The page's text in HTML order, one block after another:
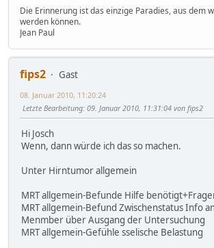
Die Erinnerung ist das einzige Paradies, aus dem
werden können.
Jean Paul
fips2
Gast
08. Januar 2010, 11:20:24
Letzte Bearbeitung: 09. Januar 2010, 11:31:04 von fips2
Hi Josch
Wenn, dann würde ich das so machen.
Unter Hirntumor allgemein
MRT allgemein-Befunde Hilfe
MRT allgemein-Befund Zwischenstatus Info
Menmber über Ausgang der Untersuchung
MRT allgemein-Gefühle sselische Belastung